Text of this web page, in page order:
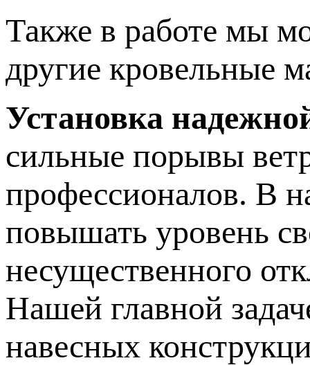
Также в работе мы
другие кровельные
Установка
сильные порывы
профессионалов. В
повышать уровень
несущественного
Нашей главной
навесных